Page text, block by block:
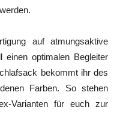
auf atmungsaktive
einen optimalen Begleiter
bekommt ihr des
Farben. So stehen
Varianten für euch zur